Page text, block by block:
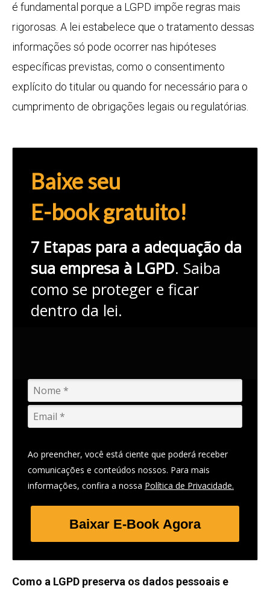
é fundamental porque a LGPD impõe regras mais
rigorosas. A lei estabelece que o tratamento dessas
informações só pode ocorrer nas hipóteses
específicas previstas, como o consentimento
explícito do titular ou quando for necessário para o
cumprimento de obrigações legais ou regulatórias.
Baixe seu
E-book gratuito!
7 Etapas para a adequação da
sua empresa à LGPD. Saiba
como se proteger e ficar
dentro da lei.
Ao preencher, você está ciente que poderá receber
comunicações e conteúdos nossos. Para mais
informações, confira a nossa Política de Privacidade.
Baixar E-Book Agora
Como a LGPD preserva os dados pessoais e